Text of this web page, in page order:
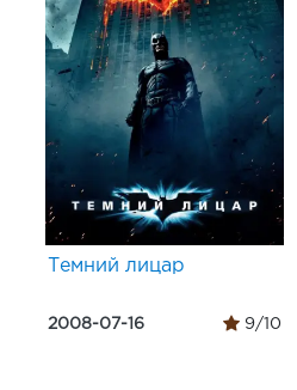
Темний лицар
2008-07-16 9/10